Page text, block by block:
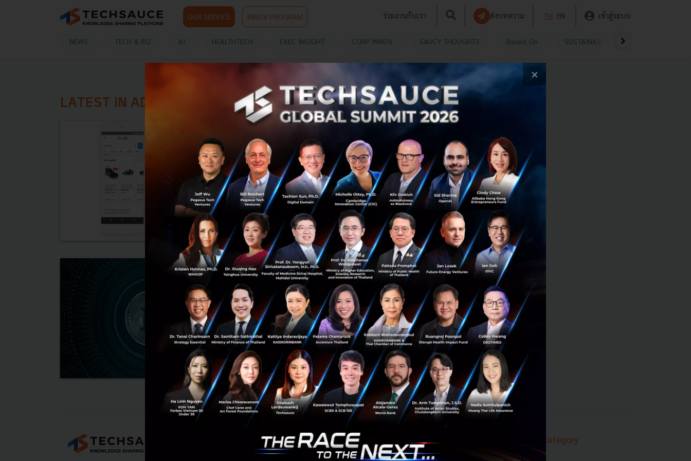
OUR SERVICE INNOV PROGRAM ร่วมงานกับเรา ส่งบทความ TH EN เข้าสู่ระบบ
NEWS TECH & BIZ AI HEALTHTECH EXEC INSIGHT CORP INNOV SAUCY THOUGHTS Based On SUSTAINABLE
LATEST IN ADVERTISMENT
Google เปิดตัวฟีเจอร์ Shopping Ads ในไทยอย่าง
เป็นทางการ
กูเกิล (Google) ประกาศเปิดตัวฟีเจอร์ Shopping Ads ในหน้า
Google Search ของผู้ใช้ในประเทศไทยอย่างเป็นทางการแล้ว
ระบุฟีเจอร์นี้จะช่วยทำให้การค้นหาสินค้าง่ายขึ้นสำหรับผู้ซื้อ
สินค้าชาว...
ตุลาคม 15, 2018| ByTechsauce Team
148
News Google Shopping Ads Advertisment Search Engine
Google เริ่มผ่อนคลายกฎแบนโฆษณาเกี่ยวกับ
Cryptocurrency ในเดือนตุลาคมนี้
ก่อนหน้านี้ Google ได้ประกาศอัพเดทนโยบายการโฆษณา
บริการผ่าน Advertising Policies Help โดยไม่อนุญาตให้
เนื้อหาโฆษณาเกี่ยวกับสกุลเงินดิจิทัล หรือ Cryptocurrency,
ICO, บริการ Wallet และ...
กันยายน 25, 2018 | ByTechsauce Team
News Google Advertisment Cryptocurrency
Cryptocurrency Exchange
Techsauce Media
About Techsauce
Trending Tags
Corporate Innovation
Techsauce Category
News
×